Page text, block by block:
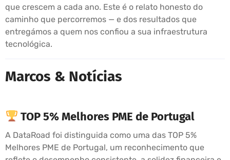
que crescem a cada ano. Este é o relato honesto do
caminho que percorremos — e dos resultados que
entregámos a quem nos confiou a sua infraestrutura
tecnológica.
Marcos & Notícias
TOP 5% Melhores PME de Portugal
A DataRoad foi distinguida como uma das TOP 5%
Melhores PME de Portugal, um reconhecimento que